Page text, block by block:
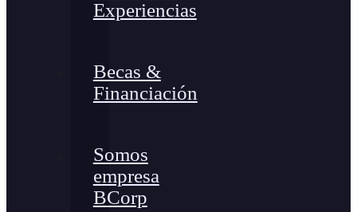
Experiencias
Becas &
Financiación
Somos
empresa
BCorp